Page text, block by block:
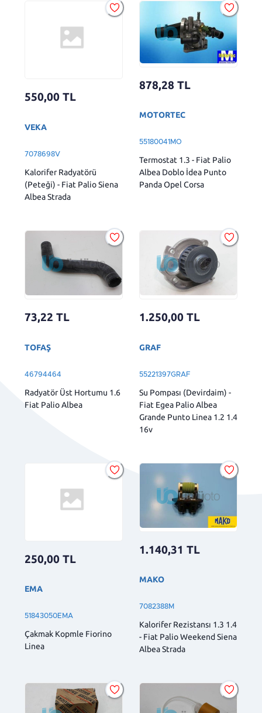
550,00 TL
VEKA
7078698V
Kalorifer Radyatörü
(Peteği) - Fiat Palio Siena
Albea Strada
878,28 TL
MOTORTEC
55180041MO
Termostat 1.3 - Fiat Palio
Albea Doblo İdea Punto
Panda Opel Corsa
73,22 TL
TOFAŞ
46794464
Radyatör Üst Hortumu 1.6
Fiat Palio Albea
1.250,00 TL
GRAF
55221397GRAF
Su Pompası (Devirdaim) -
Fiat Egea Palio Albea
Grande Punto Linea 1.2 1.4
16v
250,00 TL
EMA
51843050EMA
Çakmak Kopmle Fiorino
Linea
1.140,31 TL
MAKO
7082388M
Kalorifer Rezistansı 1.3 1.4
- Fiat Palio Weekend Siena
Albea Strada